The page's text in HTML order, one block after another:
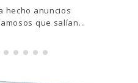
hecho anuncios
que salían...